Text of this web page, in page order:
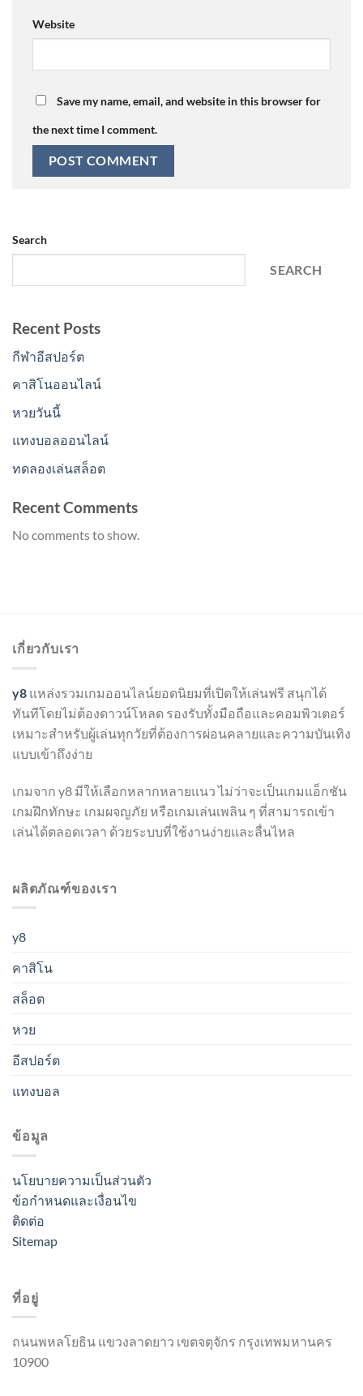
Website
Save my name, email, and website in this browser for
the next time I comment.
Search
SEARCH
Recent Posts
กีฬาอีสปอร์ต
คาสิโนออนไลน์
หวยวันนี้
แทงบอลออนไลน์
ทดลองเล่นสล็อต
Recent Comments
No comments to show.
เกี่ยวกับเรา
y8 แหล่งรวมเกมออนไลน์ยอดนิยมที่เปิดให้เล่นฟรี สนุกได้
ทันทีโดยไม่ต้องดาวน์โหลด รองรับทั้งมือถือและคอมพิวเตอร์
เหมาะสำหรับผู้เล่นทุกวัยที่ต้องการผ่อนคลายและความบันเทิง
แบบเข้าถึงง่าย
เกมจาก y8 มีให้เลือกหลากหลายแนว ไม่ว่าจะเป็นเกมแอ็กชัน
เกมฝึกทักษะ เกมผจญภัย หรือเกมเล่นเพลิน ๆ ที่สามารถเข้า
เล่นได้ตลอดเวลา ด้วยระบบที่ใช้งานง่ายและลื่นไหล
ผลิตภัณฑ์ของเรา
y8
คาสิโน
สล็อต
หวย
อีสปอร์ต
แทงบอล
ข้อมูล
นโยบายความเป็นส่วนตัว
ข้อกำหนดและเงื่อนไข
ติดต่อ
Sitemap
ที่อยู่
ถนนพหลโยธิน แขวงลาดยาว เขตจตุจักร กรุงเทพมหานคร
10900